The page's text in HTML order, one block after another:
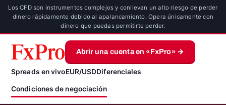
Los CFD son instrumentos complejos y conllevan un alto riesgo de perder
dinero rápidamente debido al apalancamiento. Opera únicamente con
dinero que puedas permitirte perder.
Spreads en vivoEUR/USDDiferenciales
Condiciones de negociación
Abrir una cuenta en «FxPro» →